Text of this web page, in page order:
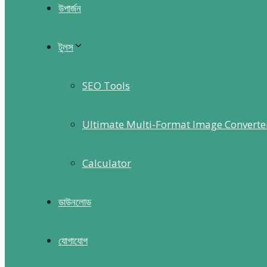
উপার্জন
টুলস
SEO Tools
Ultimate Multi-Format Image
Calculator
ডাউনলোড
যোগাযোগ